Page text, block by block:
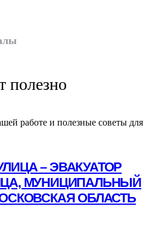
полезно
работе и полезные советы для
– ЭВАКУАТОР
МУНИЦИПАЛЬНЫЙ
ОБЛАСТЬ